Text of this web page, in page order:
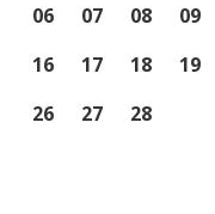
06 07 08 09
16
17 18 19
26
27 28